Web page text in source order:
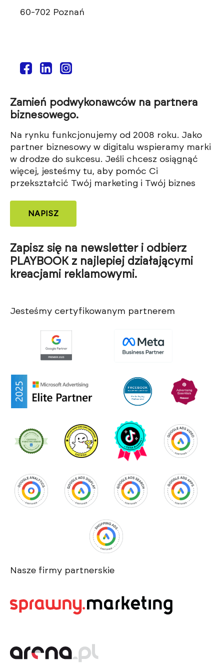
60-702 Poznań
Zamień podwykonawców na partnera
biznesowego.
Na rynku funkcjonujemy od 2008 roku. Jako
partner biznesowy w digitalu wspieramy marki
w drodze do sukcesu. Jeśli chcesz osiągnąć
więcej, jesteśmy tu, aby pomóc Ci
przekształcić Twój marketing i Twój biznes
NAPISZ
Zapisz się na newsletter i odbierz
PLAYBOOK z najlepiej działającymi
kreacjami reklamowymi.
Jesteśmy certyfikowanym partnerem
Nasze firmy partnerskie